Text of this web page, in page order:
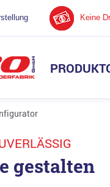
Keine
Haken
gestalten